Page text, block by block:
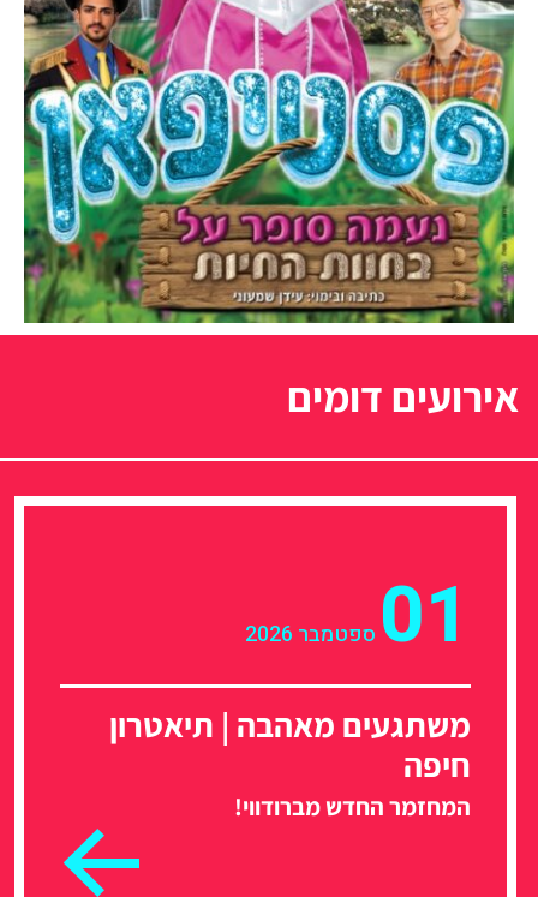
אירועים דומים
01 ספטמבר 2026
משתגעים מאהבה | תיאטרון
חיפה
המחזמר החדש מברודווי!